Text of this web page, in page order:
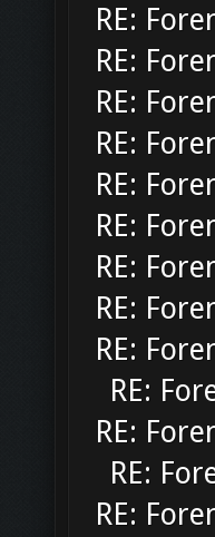
RE:
RE:
RE:
RE:
RE:
RE:
RE:
RE:
RE:
RE:
RE:
RE:
RE: